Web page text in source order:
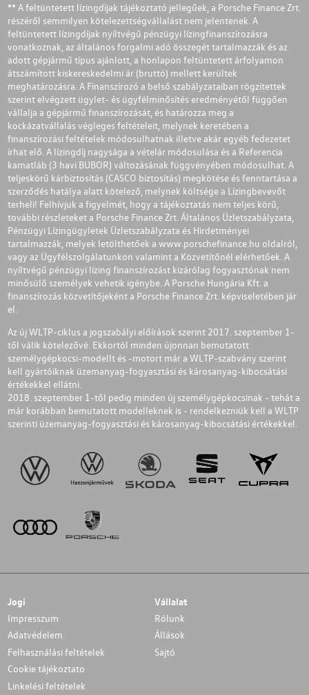
** A feltüntetett lízingdíjak tájékoztató jellegűek, a Porsche Finance Zrt.
részéről semmilyen kötelezettségvállalást nem jelentenek. A
feltüntetett lízingdíjak nyíltvégű pénzügyi lízingfinanszírozásra
vonatkoznak, az általános forgalmi adó összegét tartalmazzák és az
adott gépjármű típus ajánlott, a honlapon feltüntetett árfolyamon
átszámított kiskereskedelmi ár (bruttó) mellett kerültek
meghatározásra. A Finanszírozó a belső szabályzataiban rögzítettek
szerint elvégzett ügylet- és ügyfélminősítés eredményétől függően
vállalja a gépjármű finanszírozását, és határozza meg a
kockázatvállalás végleges feltételeit, melynek keretében a
finanszírozási feltételek módosulhatnak illetve akár egyéb fedezetet
írhat elő. A lízingdíj nagysága a vételár módosulása és a Referencia
kamatláb (3 havi BUBOR) változásának függvényében módosulhat. A
teljeskörű kárbiztosítás (CASCO biztosítás) megkötése és fenntartása a
szerződés hatálya alatt kötelező, melynek költsége a Lízingbevevőt
terheli! Felhívjuk a figyelmét, hogy a tájékoztatás nem teljes körű,
további részleteket a Porsche Finance Zrt. Általános Üzletszabályzata,
Pénzügyi Lízingügyletek Üzletszabályzata és Hirdetményei
tartalmazzák, melyek letölthetőek a www.porschefinance.hu oldalról,
vagy az Ügyfélszolgálatunkon valamint a Közvetítőnél elérhetőek. A
nyíltvégű pénzügyi lízing finanszírozást kizárólag fogyasztónak nem
minősülő személyek vehetik igénybe. A Porsche Hungária Kft. a
finanszírozás közvetítőjeként a Porsche Finance Zrt. képviseletében jár
el.
Az új WLTP-ciklus a jogszabályi előírások szerint 2017. szeptember 1-
től válik kötelezővé. Ekkortól minden újonnan bemutatott
személygépkocsi-modellt és -motort már a WLTP-szabvány szerint
kell gyártóiknak üzemanyag-fogyasztási és károsanyag-kibocsátási
értékekkel ellátni.
2018. szeptember 1-től pedig minden új személygépkocsinak - tehát a
már korábban bemutatott modelleknek is - rendelkezniük kell a WLTP
szerinti üzemanyag-fogyasztási és károsanyag-kibocsátási értékekkel.
Jogi
Impresszum
Adatvédelem
Felhasználási feltételek
Cookie tájékoztato
Linkelési feltételek
Vállalat
Rólunk
Állások
Sajtó